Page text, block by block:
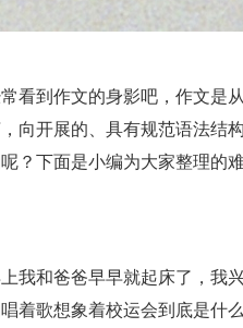
看到作文的身影吧，作文是
向开展的、具有规范语法结
？下面是小编为大家整理的
我和爸爸早早就起床了，我
着歌想象着校运会到底是什